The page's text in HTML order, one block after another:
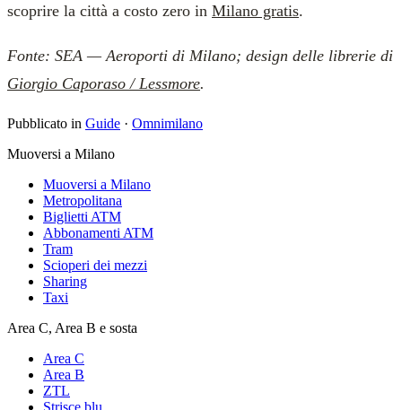
scoprire la città a costo zero in Milano gratis.
Fonte: SEA — Aeroporti di Milano; design delle librerie di
Giorgio Caporaso / Lessmore.
Pubblicato in Guide · Omnimilano
Muoversi a Milano
Muoversi a Milano
Metropolitana
Biglietti ATM
Abbonamenti ATM
Tram
Scioperi dei mezzi
Sharing
Taxi
Area C, Area B e sosta
Area C
Area B
ZTL
Strisce blu